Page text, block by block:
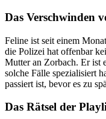
Das Verschwinden
Feline ist seit einem
die Polizei hat offenbar
Mutter an Zorbach. Er ist
solche Fälle spezialisiert
passiert ist, bevor es zu
Das Rätsel der